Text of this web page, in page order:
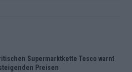
Supermarktkette Tesco warnt
Preisen